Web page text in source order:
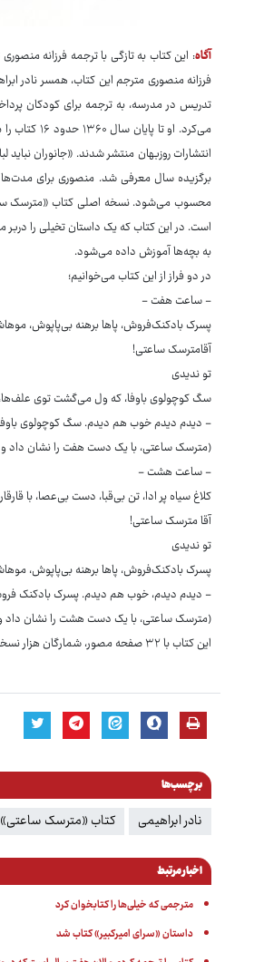
آگاه: این کتاب به تازگی با ترجمه فرزانه
فرزانه منصوری مترجم این کتاب، همسر نادر
تدریس در مدرسه، به ترجمه برای کودکان
می‌کرد. او
برگزیده سال معرفی شد. منصوری برای مدت‌ها
است. در این کتاب که یک داستان تخیلی را
به بچه‌ها آموزش داده می‌شود.
در دو فراز از این کتاب می‌خوانیم؛
- ساعت هفت -
پسرک بادکنک‌فروش، پاها برهنه بی‌پاپوش،
آقامترسک ساعتی!
تو ندیدی
سگ کوچولوی باوفا، که ول می‌گشت توی علف‌ها،
- دیدم دیدم خوب هم دیدم. سگ کوچولوی
(مترسک ساعتی، با یک دست هفت را نشان داد و با
- ساعت هشت -
کلاغ سیاه پر ادا، تن بی‌قبا، دست بی‌عصا، با
آقا مترسک ساعتی!
تو ندیدی
پسرک بادکنک‌فروش، پاها برهنه بی‌پاپوش،
- دیدم دیدم، خوب هم دیدم. پسرک بادکنک
(مترسک ساعتی، با یک دست هشت را نشان داد و با
این کتاب با ۳۲ صفحه مصور، شمارگان هزار نسخه و قیمت ۲۰۰ هزار تومان منتشر شده است.
برچسب‌ها
نادر ابراهیمی کتاب «مترسک ساعتی»
اخبار مرتبط
مترجمی که خیلی‌ها را کتابخوان کرد
داستان‌ «سرای امیرکبیر» کتاب شد